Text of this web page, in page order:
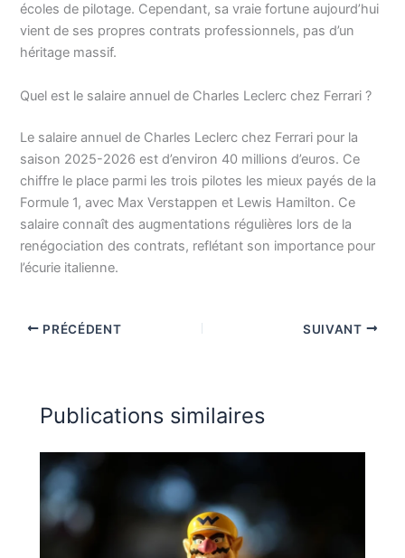
écoles de pilotage. Cependant, sa vraie fortune aujourd’hui
vient de ses propres contrats professionnels, pas d’un
héritage massif.
Quel est le salaire annuel de Charles Leclerc chez Ferrari ?
Le salaire annuel de Charles Leclerc chez Ferrari pour la
saison 2025-2026 est d’environ 40 millions d’euros. Ce
chiffre le place parmi les trois pilotes les mieux payés de la
Formule 1, avec Max Verstappen et Lewis Hamilton. Ce
salaire connaît des augmentations régulières lors de la
renégociation des contrats, reflétant son importance pour
l’écurie italienne.
PRÉCÉDENT SUIVANT
Publications similaires